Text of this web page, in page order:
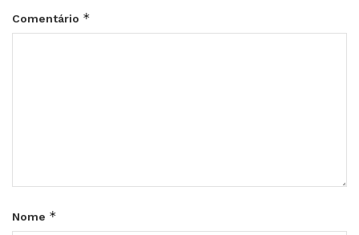
Comentário *
Nome *